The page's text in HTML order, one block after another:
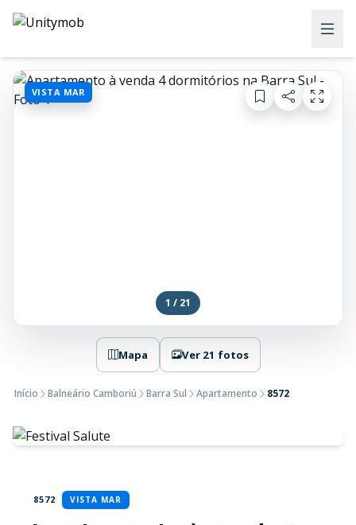
VISTA MAR
1 / 21
Mapa Ver 21 fotos
Início Balneário Camboriú Barra Sul Apartamento 8572
8572 VISTA MAR